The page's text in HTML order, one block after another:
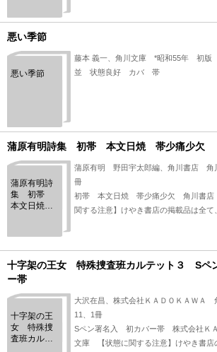
悪い季節
悪い季節
藤本 義一、角川文庫 *昭和55年 初版
並 状態良好 カバ 帯
蒲原有明詩集 初帯 本文日焼 帯少痛少欠
蒲原有明詩
集 初帯
本文日焼
蒲原有明 野田宇太郎編、角川書店 角
冊
初帯 本文日焼 帯少痛少欠 角川書
関する注意】けやき書店の掲載品は全て
古品（並）」と表示されています。「
の「状態」表記が必須となりましたが
上、状態の簡易な区分けは適切ではな
欄の「中古品（並）」という表現は考慮
十字架の王女 特殊捜査班カルテット３ Sペ
ー帯
十字架の王
女 特殊捜
査班カルテ
大沢在昌、株式会社ＫＡＤＯＫＡＷＡ
11、1冊
Sペン署名入 初カバー帯 株式会社Ｋ
文庫 【状態に関する注意】けやき書店